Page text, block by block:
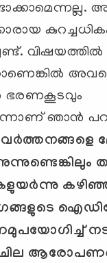
വിഷയത്തില്‍
ഭരണകൂടവും
ഞാന്‍
ചില